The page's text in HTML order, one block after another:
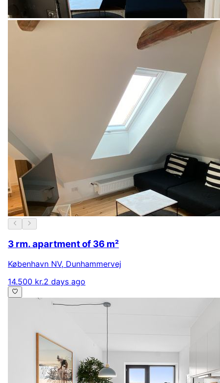
3 rm. apartment of 36 m²
København NV, Dunhammervej
14.500 kr.2 days ago